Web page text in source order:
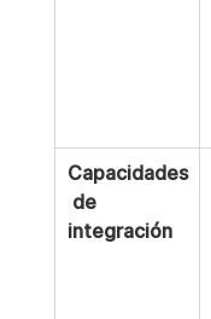
Capacidades
de
integración